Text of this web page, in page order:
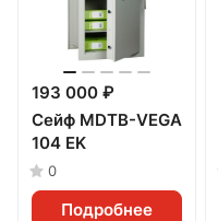
193 000 ₽
Сейф MDTB-VEGA
104 EK
0
Подробнее